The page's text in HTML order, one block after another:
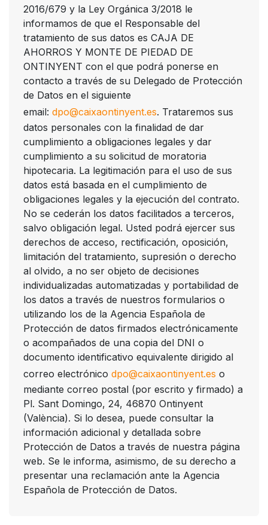
2016/679 y la Ley Orgánica 3/2018 le
informamos de que el Responsable del
tratamiento de sus datos es CAJA DE
AHORROS Y MONTE DE PIEDAD DE
ONTINYENT con el que podrá ponerse en
contacto a través de su Delegado de Protección
de Datos en el siguiente
email: dpo@caixaontinyent.es. Trataremos sus
datos personales con la finalidad de dar
cumplimiento a obligaciones legales y dar
cumplimiento a su solicitud de moratoria
hipotecaria. La legitimación para el uso de sus
datos está basada en el cumplimiento de
obligaciones legales y la ejecución del contrato.
No se cederán los datos facilitados a terceros,
salvo obligación legal. Usted podrá ejercer sus
derechos de acceso, rectificación, oposición,
limitación del tratamiento, supresión o derecho
al olvido, a no ser objeto de decisiones
individualizadas automatizadas y portabilidad de
los datos a través de nuestros formularios o
utilizando los de la Agencia Española de
Protección de datos firmados electrónicamente
o acompañados de una copia del DNI o
documento identificativo equivalente dirigido al
correo electrónico dpo@caixaontinyent.es o
mediante correo postal (por escrito y firmado) a
Pl. Sant Domingo, 24, 46870 Ontinyent
(València). Si lo desea, puede consultar la
información adicional y detallada sobre
Protección de Datos a través de nuestra página
web. Se le informa, asimismo, de su derecho a
presentar una reclamación ante la Agencia
Española de Protección de Datos.